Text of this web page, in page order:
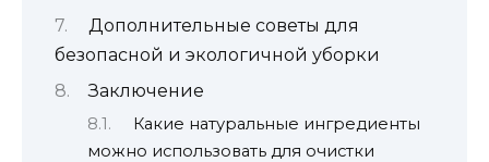
Дополнительные советы для
безопасной и экологичной уборки
Заключение
Какие натуральные ингредиенты
можно использовать для очистки